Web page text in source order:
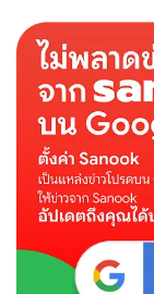
จาก
การ
ไอศ
ครีม